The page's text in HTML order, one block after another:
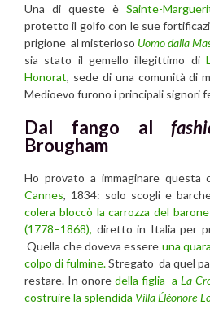
Una di queste è Sainte-
protetto il golfo con le sue
prigione al misterioso Uomo dalla
sia stato il gemello illegittimo di
Honorat, sede di una comunità di
Medioevo furono i principali signori
Dal fango al
Brougham
Ho provato a immaginare
Cannes, 1834: solo scogli e
colera bloccò la carrozza del barone
(1778–1868), diretto in Italia per
Quella che doveva essere una
colpo di fulmine.Stregato da quel
restare. In onore della figlia a La
costruire la splendida Villa Éléonore-